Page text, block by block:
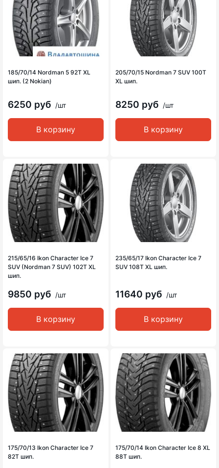
185/70/14 Nordman 5 92T XL
шип. (2 Nokian)
6250 руб /шт
В корзину
205/70/15 Nordman 7 SUV 100T
XL шип.
8250 руб /шт
В корзину
215/65/16 Ikon Character Ice 7
SUV (Nordman 7 SUV) 102T XL
шип.
9850 руб /шт
В корзину
235/65/17 Ikon Character Ice 7
SUV 108T XL шип.
11640 руб /шт
В корзину
175/70/13 Ikon Character Ice 7
82T шип.
175/70/14 Ikon Character Ice 8 XL
88T шип.